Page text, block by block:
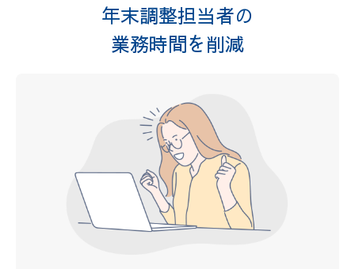
年末調整担当者の
業務時間を削減